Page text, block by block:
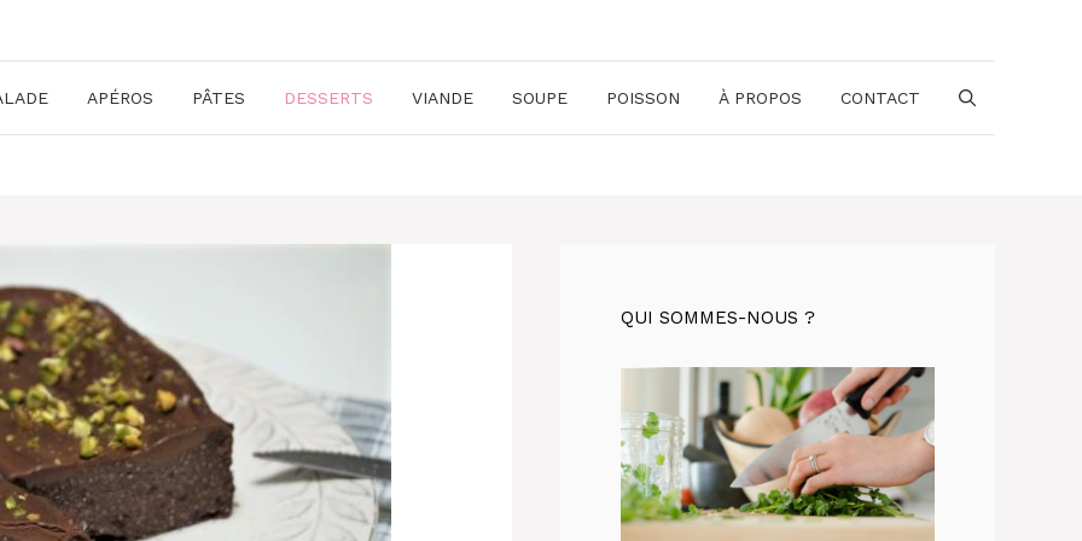
APÉROS PÂTES DESSERTS VIANDE SOUPE POISSON À PROPOS CONTACT
QUI SOMMES-NOUS ?